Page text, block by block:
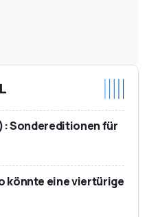
Sondereditionen für
könnte eine viertürige